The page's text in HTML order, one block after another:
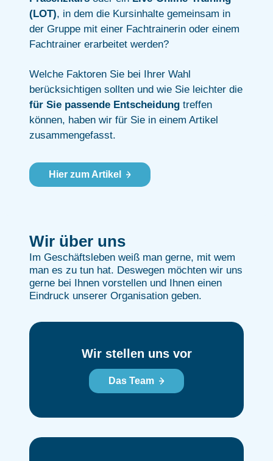
(LOT), in dem die Kursinhalte gemeinsam in
der Gruppe mit einer Fachtrainerin oder einem
Fachtrainer erarbeitet werden?
Welche Faktoren Sie bei Ihrer Wahl
berücksichtigen sollten und wie Sie leichter die
für Sie passende Entscheidung treffen
können, haben wir für Sie in einem Artikel
zusammengefasst.
Hier zum Artikel
Wir über uns
Im Geschäftsleben weiß man gerne, mit wem
man es zu tun hat. Deswegen möchten wir uns
gerne bei Ihnen vorstellen und Ihnen einen
Eindruck unserer Organisation geben.
Wir stellen uns vor
Das Team